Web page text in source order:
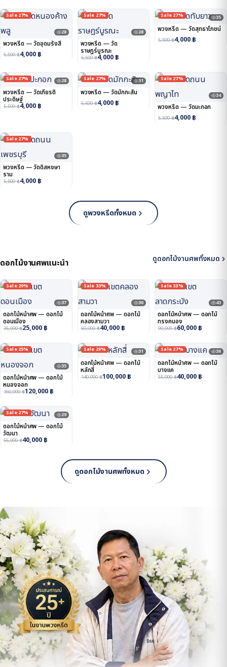
Sale 27%
28
พวงหรีด — วัดอุดมรังสี
5,500฿4,000 ฿
Sale 27%
28
พวงหรีด — วัด
ราษฎร์บูรณะ
5,500฿4,000 ฿
Sale 27% 35
พวงหรีด — วัดสุทธาโภชน์
5,500฿4,000 ฿
Sale 27% 28
พวงหรีด — วัดเกียรติ
ประดิษฐ์
5,500฿4,000 ฿
Sale 27% 31
พวงหรีด — วัดมักกะสัน
5,500฿4,000 ฿
Sale 27%
34
พวงหรีด — วัดมะกอก
5,500฿4,000 ฿
Sale 27%
35
พวงหรีด — วัดดิสหงษา
ราม
5,500฿4,000 ฿
ดูพวงหรีดทั้งหมด
ดอกไม้งานศพแนะนำ ดูดอกไม้งานศพทั้งหมด
Sale 29%
37
ดอกไม้หน้าศพ — ดอกไม้
ดอนเมือง
35,000฿25,000 ฿
Sale 33%
30
ดอกไม้หน้าศพ — ดอกไม้
คลองสามวา
60,000฿40,000 ฿
Sale 33%
43
ดอกไม้หน้าศพ — ดอกไม้
ทรงคนอง
90,000฿60,000 ฿
Sale 25%
35
ดอกไม้หน้าศพ — ดอกไม้
หนองจอก
160,000฿120,000 ฿
Sale 29% 31
ดอกไม้หน้าศพ — ดอกไม้
หลักสี่
140,000฿100,000 ฿
Sale 27% 38
ดอกไม้หน้าศพ — ดอกไม้
บางแค
55,000฿40,000 ฿
Sale 27% 29
ดอกไม้หน้าศพ — ดอกไม้
วัฒนา
55,000฿40,000 ฿
ดูดอกไม้งานศพทั้งหมด